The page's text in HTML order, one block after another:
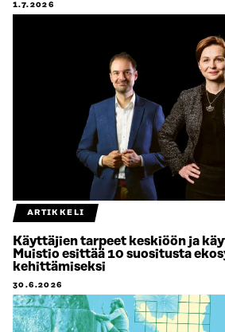
1.7.2026
ARTIKKELI
Käyttäjien tarpeet keskiöön ja
Muistio esittää 10 suositusta
kehittämiseksi
30.6.2026